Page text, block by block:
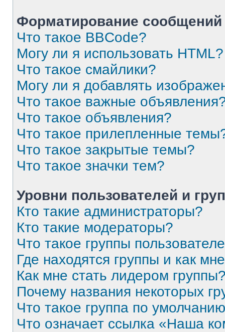
Форматирование
Что такое BBCode?
Могу ли я использовать HTML?
Что такое смайлики?
Могу ли я добавлять
Что такое важные
Что такое объявления?
Что такое прилепленные
Что такое закрытые темы?
Что такое значки тем?
Уровни пользователей и
Кто такие администраторы?
Кто такие модераторы?
Что такое группы
Где находятся группы и как
Как мне стать лидером
Почему названия некоторых
Что такое группа по
Что означает ссылка «Наша